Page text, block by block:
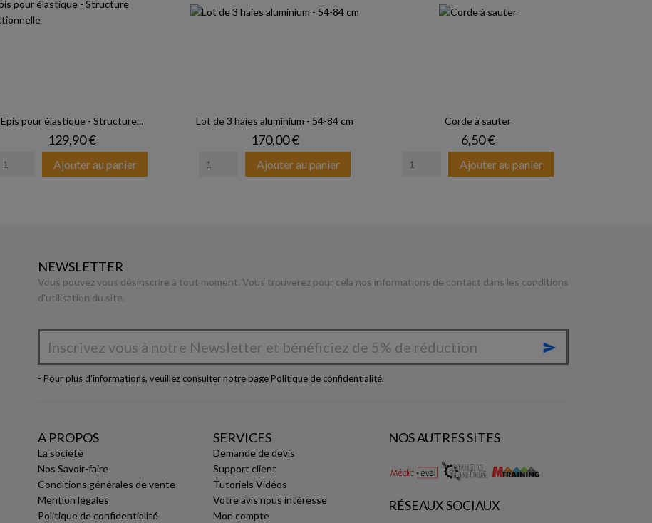
Epis pour élastique - Structure...
Prix
129,90 €
Ajouter au panier
Lot de 3 haies aluminium - 54-84 cm
Prix
170,00 €
Ajouter au panier
Corde à sauter
Prix
6,50 €
Ajouter au panier
NEWSLETTER
Vous pouvez vous désinscrire à tout moment. Vous trouverez pour cela nos informations de contact dans les conditions
d'utilisation du site.

- Pour plus d'informations, veuillez consulter notre page Politique de confidentialité.
A PROPOS
La société
Nos Savoir-faire
Conditions générales de vente
Mention légales
Politique de confidentialité
SERVICES
Demande de devis
Support client
Tutoriels Vidéos
Votre avis nous intéresse
Mon compte
NOS AUTRES SITES
RÉSEAUX SOCIAUX